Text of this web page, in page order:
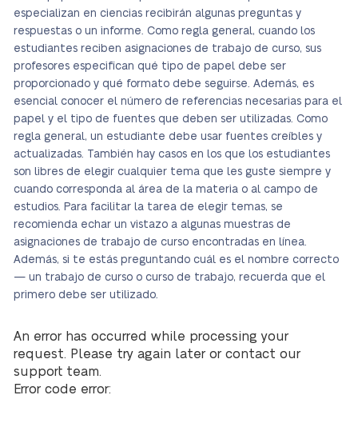
especializan en ciencias recibirán algunas preguntas y
respuestas o un informe. Como regla general, cuando los
estudiantes reciben asignaciones de trabajo de curso, sus
profesores especifican qué tipo de papel debe ser
proporcionado y qué formato debe seguirse. Además, es
esencial conocer el número de referencias necesarias para el
papel y el tipo de fuentes que deben ser utilizadas. Como
regla general, un estudiante debe usar fuentes creíbles y
actualizadas. También hay casos en los que los estudiantes
son libres de elegir cualquier tema que les guste siempre y
cuando corresponda al área de la materia o al campo de
estudios. Para facilitar la tarea de elegir temas, se
recomienda echar un vistazo a algunas muestras de
asignaciones de trabajo de curso encontradas en línea.
Además, si te estás preguntando cuál es el nombre correcto
— un trabajo de curso o curso de trabajo, recuerda que el
primero debe ser utilizado.
An error has occurred while processing your
request. Please try again later or contact our
support team.
Error code error: